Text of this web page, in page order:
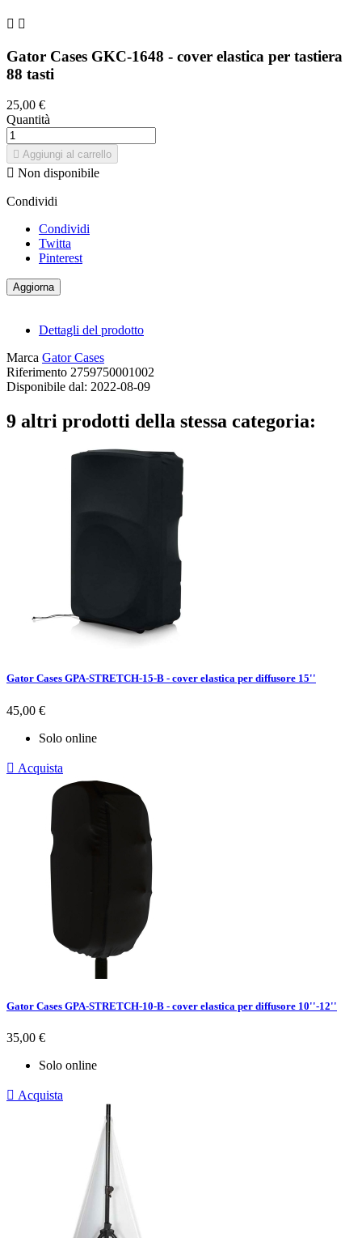
 
Gator Cases GKC-1648 - cover elastica per tastiera
88 tasti
25,00 €
Quantità
 Aggiungi al carrello
 Non disponibile
Condividi
Condividi
Twitta
Pinterest
Dettagli del prodotto
Marca Gator Cases
Riferimento 2759750001002
Disponibile dal: 2022-08-09
9 altri prodotti della stessa categoria:
Gator Cases GPA-STRETCH-15-B - cover elastica per diffusore 15''
Prezzo
45,00 €
Solo online
 Acquista
Gator Cases GPA-STRETCH-10-B - cover elastica per diffusore 10''-12''
Prezzo
35,00 €
Solo online
 Acquista